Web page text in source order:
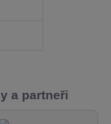
a partneři